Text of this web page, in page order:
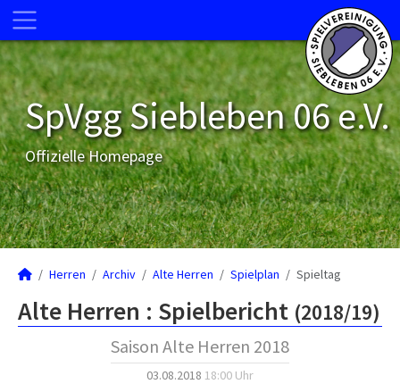
SpVgg Siebleben 06 e.V.
Offizielle Homepage
Herren Archiv Alte Herren Spielplan Spieltag
Alte Herren : Spielbericht (2018/19)
Saison Alte Herren 2018
03.08.2018 18:00 Uhr